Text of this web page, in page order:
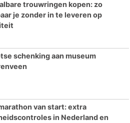
trouwringen kopen: zo
je zonder in te leveren op
schenking aan museum
van start: extra
in Nederland en